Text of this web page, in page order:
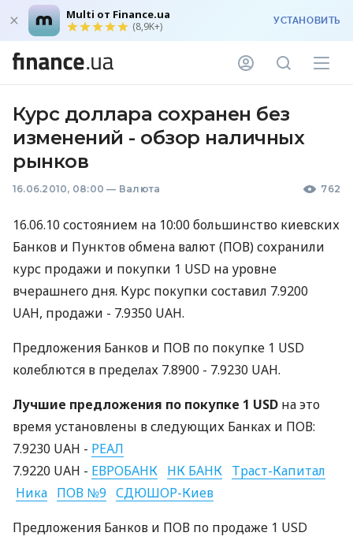
Multi от Finance.ua
(8,9K+) УСТАНОВИТЬ
Курс доллара сохранен без
изменений - обзор наличных
рынков
16.06.2010, 08:00 — Валюта 762
16.06.10 состоянием на 10:00 большинство киевских
Банков и Пунктов обмена валют (ПОВ) сохранили
курс продажи и покупки 1 USD на уровне
вчерашнего дня. Курс покупки составил 7.9200
UAH, продажи - 7.9350 UAH.
Предложения Банков и ПОВ по покупке 1 USD
колеблются в пределах 7.8900 - 7.9230 UAH.
Лучшие предложения по покупке 1 USD на это
время установлены в следующих Банках и ПОВ:
7.9230 UAH - РЕАЛ
7.9220 UAH - ЕВРОБАНК НК БАНК Траст-Капитал
Ника ПОВ №9 СДЮШОР-Киев
Предложения Банков и ПОВ по продаже 1 USD